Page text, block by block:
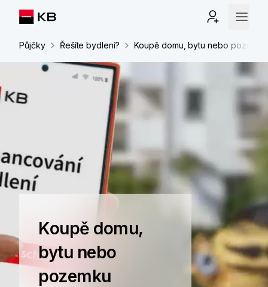
Půjčky Řešíte bydlení? Koupě domu, bytu nebo pozemku
Koupě domu,
bytu nebo
pozemku